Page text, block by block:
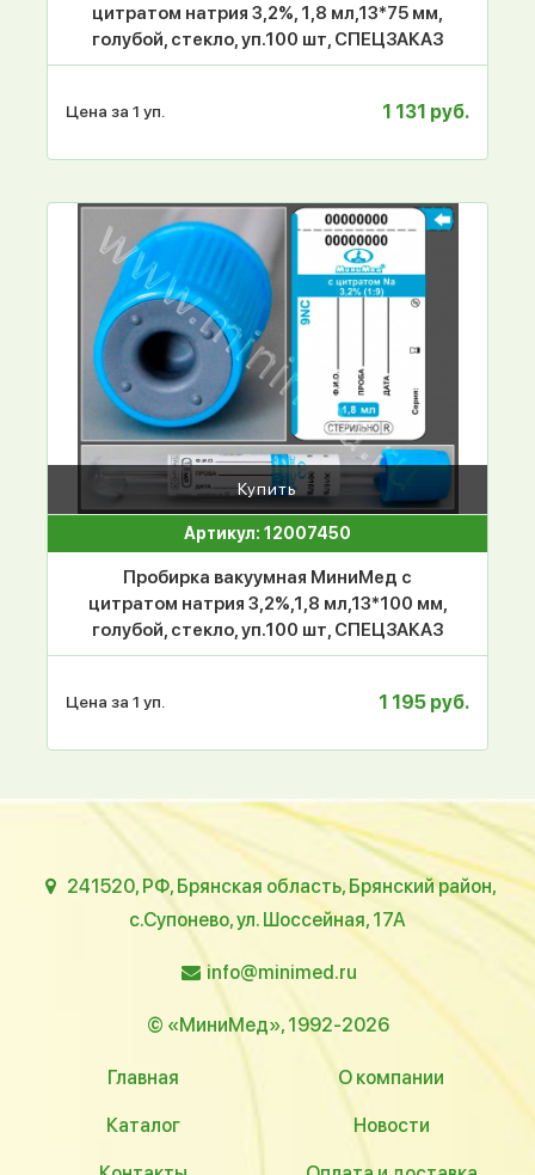
цитратом натрия 3,2%, 1,8 мл,13*75 мм,
голубой, стекло, уп.100 шт, СПЕЦЗАКАЗ
Цена за 1 уп. 1 131 руб.
Купить
Артикул: 12007450
Пробирка вакуумная МиниМед с
цитратом натрия 3,2%,1,8 мл,13*100 мм,
голубой, стекло, уп.100 шт, СПЕЦЗАКАЗ
Цена за 1 уп. 1 195 руб.
241520, РФ, Брянская область, Брянский район,
с.Супонево, ул. Шоссейная, 17А
info@minimed.ru
© «МиниМед», 1992-2026
Главная О компании
Каталог Новости